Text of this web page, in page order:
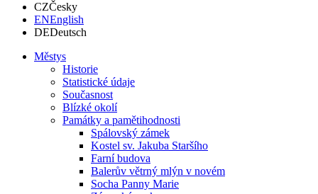
CZČesky
ENEnglish
DEDeutsch
Městys
Historie
Statistické údaje
Současnost
Blízké okolí
Památky a pamětihodnosti
Spálovský zámek
Kostel sv. Jakuba Staršího
Farní budova
Balerův větrný mlýn v novém
Socha Panny Marie